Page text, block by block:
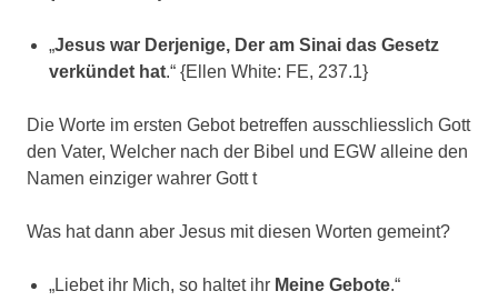
„Jesus war Derjenige, Der am Sinai das Gesetz
verkündet hat.“ {Ellen White: FE, 237.1}
Die Worte im ersten Gebot betreffen ausschliesslich Gott
den Vater, Welcher nach der Bibel und EGW alleine den
Namen einziger wahrer Gott t
Was hat dann aber Jesus mit diesen Worten gemeint?
„Liebet ihr Mich, so haltet ihr Meine Gebote.“